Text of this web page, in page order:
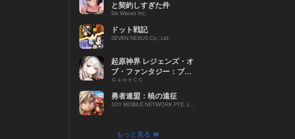
と契約しすぎた件
Six Waves Inc.
ドット戦記
SEVEN NEXUS Co., Ltd.
起原神界 レジェンズ・オ
ブ・ファンタジー：ブレ
イブ X
ＧａｍｅＣＣ
勇者連盟：暁の遠征
JOY MOBILE NETWORK PTE. LT
もっと見る